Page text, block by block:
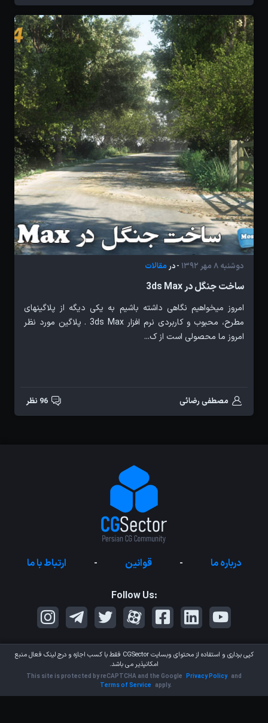
دوشنبه 8 مهر 1392 - در مقالات
ساخت جنگل در 3ds Max
امروز میخواهیم نگاهی داشته باشیم به یکی دیگه از پلاگینهای
مطرح، محبوب و کاربردی نرم افزار 3ds Max . پلاگین مورد نظر
امروز ما محصولی است از ک...
مصطفی رضائی 96 نظر
درباره ما - قوانین - ارتباط با ما
Follow Us:
کپی برداری و استفاده از محتوای وبسایتCGSector فقط با کسب اجازه و درج لینک فعال منبع
امکانپذیر می باشد.
This site is protected by reCAPTCHA and the Google Privacy Policy and
Terms of Service apply.